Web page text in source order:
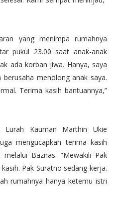
yang menimpa rumahnya
pukul 23.00 saat anak-anak
ada korban jiwa. Hanya, saya
menolong anak saya.
Terima kasih bantuannya,”
Lurah Kauman Marthin Ukie
mengucapkan terima kasih
Baznas. ”Mewakili Pak
Pak Suratno sedang kerja.
rumahnya hanya ketemu istri